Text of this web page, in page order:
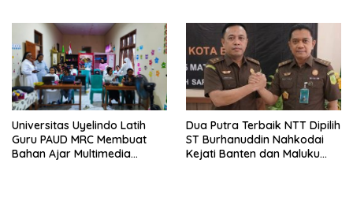
Universitas Uyelindo Latih
Guru PAUD MRC Membuat
Bahan Ajar Multimedia
Dua Putra Terbaik NTT Dipilih
ST Burhanuddin Nahkodai
Kejati Banten dan Maluku